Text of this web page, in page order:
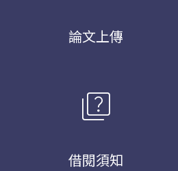
論文上傳
quiz
借閱須知